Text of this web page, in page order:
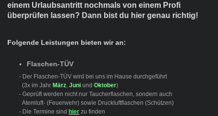
einem Urlaubsantritt nochmals von einem Profi
überprüfen lassen? Dann bist du hier genau richtig!
Folgende Leistungen bieten wir an:
Flaschen-TÜV
- Der Flaschen-TÜV wird bei uns im Hause durchgeführt
(3x im Jahr März, Juni und Oktober)
- Geprüft werden nicht nur Taucherflaschen, sondern auch
Atemluft- (Feuerwehr) sowie Druckluftflaschen (Schützen)
- Die Termine sind hier zu finden